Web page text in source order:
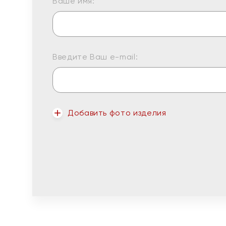
Введите Ваш e-mail:
Добавить фото изделия